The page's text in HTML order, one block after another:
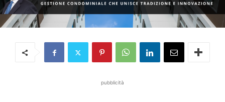
pubblicità